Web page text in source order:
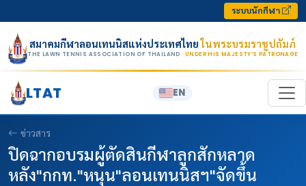
ระบบนักกีฬา
สมาคมกีฬาลอนเทนนิสแห่งประเทศไทยในพระบรมราชูปถัมภ์
THE LAWN TENNIS ASSOCIATION OF THAILAND · UNDER HIS MAJESTY’S PATRONAGE
LTAT EN
ข่าวสาร
ปิดฉากอบรมผู้ตัดสินกีฬาลูกสักหลาด
หลัง"กกท."หนุน"ลอนเทนนิสฯ"จัดขึ้น